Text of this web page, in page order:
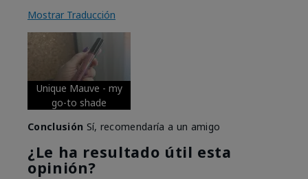
Mostrar Traducción
Unique Mauve - my
go-to shade
Conclusión Sí, recomendaría a un amigo
¿Le ha resultado útil esta
opinión?